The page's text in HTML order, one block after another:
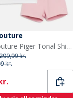
Juicy Couture Piger Tonal Shimmer Print T Shirt Og Shorts Sæt Pink Nectar
299,99 kr.
kr.